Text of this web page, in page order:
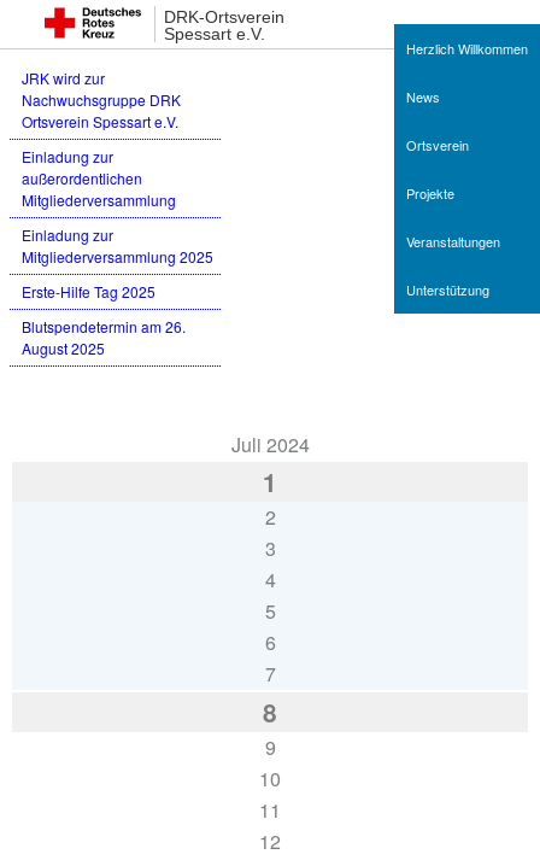
DRK-Ortsverein
Spessart e.V.
Herzlich Willkommen
News
Ortsverein
Projekte
Veranstaltungen
Unterstützung
Neueste Beiträge
JRK wird zur
Nachwuchsgruppe DRK
Ortsverein Spessart e.V.
Einladung zur
außerordentlichen
Mitgliederversammlung
Einladung zur
Mitgliederversammlung 2025
Erste-Hilfe Tag 2025
Blutspendetermin am 26.
August 2025
Juli 2024
1
2
3
4
5
6
7
8
9
10
11
12